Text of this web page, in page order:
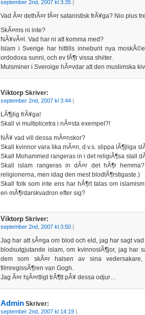
september 2nd, 2007 kl 3:35 |
Vad Ã¤r dethÃ¤r fÃ¤r satanistisk frÃ¥ga? Nio plus
SkÃ¤ms ni inte?
NÃ¥vÃ¤l. Vad har ni att komma med?
Islam i Sverige har hittills inneburit nya
ordodoxa sunni, och ev fÃ¶r vissa shiiter.
Mulsminer i Sveroige hÃ¤vdar att den muslimska
Viktorp Skriver:
september 2nd, 2007 kl 3:44 |
LÃ¶jlig frÃ¥ga!
Skall vi multiplicetra i nÃ¤sta exempel?!
NÃ¥ vad vill dessa mÃ¤nskor?
Skall kvinnor vara lika mÃ¤n, d.v.s. slippa lÃ¶jliga
Skall Mohammed rangeras in i det religiÃ¶sa stall
Skall islam rangeras in dÃ¤r det hÃ¶r
religionerna, men idag den mest blodtÃ¶rstigaste.)
Skall folk som inte ens har hÃ¶rt talas om
en mÃ¶rdarskvadron efter sig?
Viktorp Skriver:
september 2nd, 2007 kl 3:50 |
Jag har att sÃ¤ga om blod och eld, jag har sagt
blodsutgjutande islam, om kvinnoslÃ¶jor, jag har
dem som skÃ¤r halsen av sina
filmregissÃ¶ren van Gogh.
Jag Ã¤r hjÃ¤rtligt trÃ¶tt pÃ¥ dessa odjur…
Admin Skriver:
september 2nd, 2007 kl 14:19 |